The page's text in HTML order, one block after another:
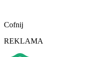
Cofnij
REKLAMA